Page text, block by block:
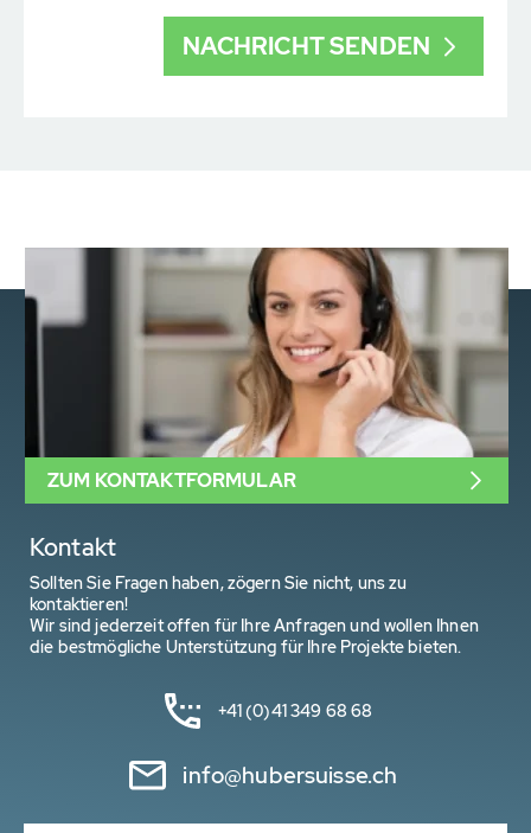
Kontakt
Sollten Sie Fragen haben, zögern Sie nicht, uns zu
kontaktieren!
Wir sind jederzeit offen für Ihre Anfragen und wollen Ihnen
die bestmögliche Unterstützung für Ihre Projekte bieten.
+41 (0)41 349 68 68
info@hubersuisse.ch
ZUM KONTAKTFORMULAR